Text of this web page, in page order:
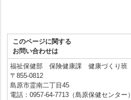
このページに関する
お問い合わせは
福祉保健部 保険健康課 健康づくり班
〒855-0812
島原市霊南二丁目45
電話：0957-64-7713（島原保健センター）